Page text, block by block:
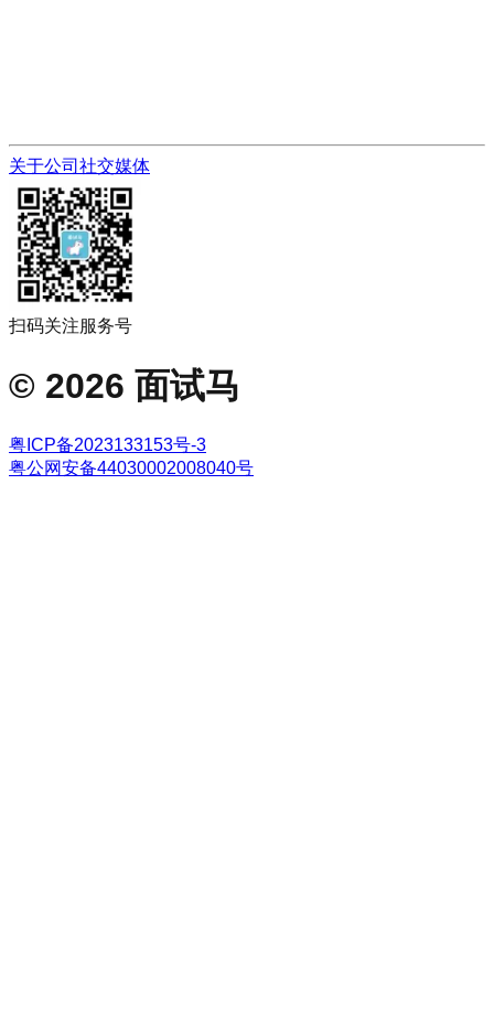
关于公司 社交媒体
扫码关注服务号
© 2026 面试马
粤ICP备2023133153号-3
粤公网安备44030002008040号